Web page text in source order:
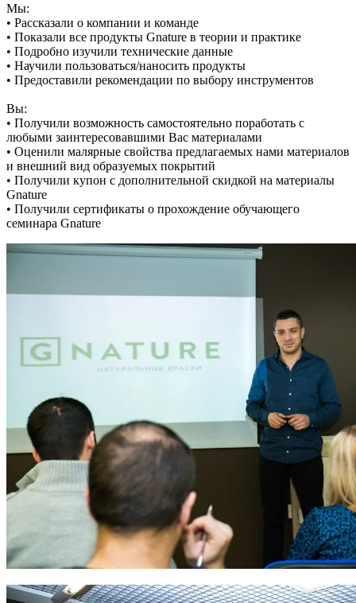
Мы:
• Рассказали о компании и команде
• Показали все продукты Gnature в теории и практике
• Подробно изучили технические данные
• Научили пользоваться/наносить продукты
• Предоставили рекомендации по выбору инструментов
Вы:
• Получили возможность самостоятельно поработать с
любыми заинтересовавшими Вас материалами
• Оценили малярные свойства предлагаемых нами материалов
и внешний вид образуемых покрытий
• Получили купон с дополнительной скидкой на материалы
Gnature
• Получили сертификаты о прохождение обучающего
семинара Gnature